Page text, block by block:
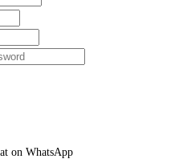
on WhatsApp